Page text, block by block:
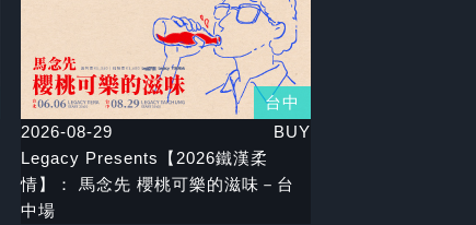
台中
2026-08-29
BUY
Legacy Presents【2026鐵漢柔
情】： 馬念先 櫻桃可樂的滋味－台
中場